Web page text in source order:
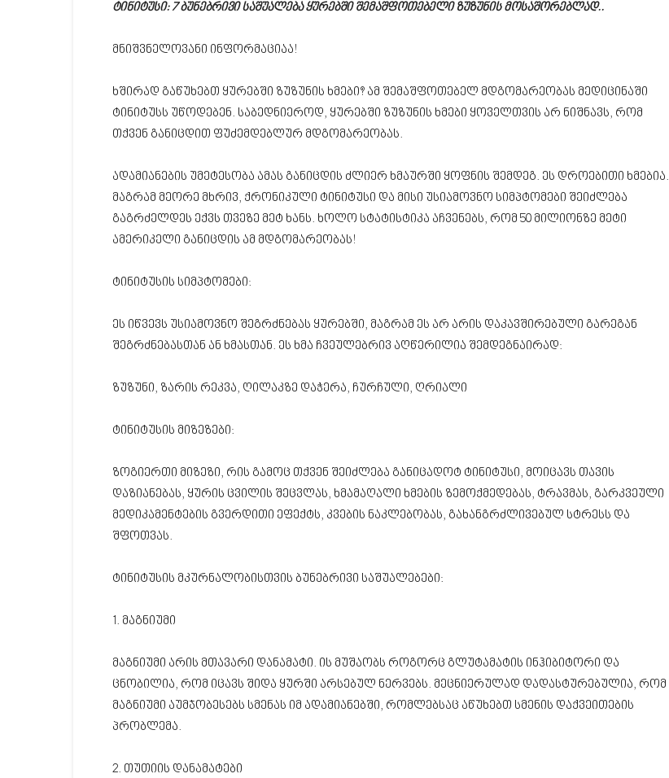
ტინიტუსი: 7 ბუნებრივი საშუალება ყურებში შემაშფოთებელი ზუზუნის მოსაშორებლად..
მნიშვნელოვანი ინფორმაციაა!
ხშირად გაწუხებთ ყურებში ზუზუნის ხმები? ამ შემაშფოთებელ მდგომარეობას მედიცინაში
ტინიტუსს უწოდებენ. საბედნიეროდ, ყურებში ზუზუნის ხმები ყოველთვის არ ნიშნავს, რომ
თქვენ განიცდით ფუძემდებლურ მდგომარეობას.
ადამიანების უმეტესობა ამას განიცდის ძლიერ ხმაურში ყოფნის შემდეგ. ეს დროებითი ხმებია.
მაგრამ მეორე მხრივ, ქრონიკული ტინიტუსი და მისი უსიამოვნო სიმპტომები შეიძლება
გაგრძელდეს ექვს თვეზე მეტ ხანს. ხოლო სტატისტიკა აჩვენებს, რომ 50 მილიონზე მეტი
ამერიკელი განიცდის ამ მდგომარეობას!
ტინიტუსის სიმპტომები:
ეს იწვევს უსიამოვნო შეგრძნებას ყურებში, მაგრამ ეს არ არის დაკავშირებული გარეგან
შეგრძნებასთან ან ხმასთან. ეს ხმა ჩვეულებრივ აღწერილია შემდეგნაირად:
ზუზუნი, ზარის რეკვა, ღილაკზე დაჭერა, ჩურჩული, ღრიალი
ტინიტუსის მიზეზები:
ზოგიერთი მიზეზი, რის გამოც თქვენ შეიძლება განიცადოტ ტინიტუსი, მოიცავს თავის
დაზიანებას, ყურის ცვილის შეცვლას, ხმამაღალი ხმების ზემოქმედებას, ტრავმას, გარკვეული
მედიკამენტების გვერდითი ეფექტს, კვების ნაკლებობას, გახანგრძლივებულ სტრესს და
შფოთვას.
ტინიტუსის მკურნალობისთვის ბუნებრივი საშუალებები:
1. მაგნიუმი
მაგნიუმი არის მთავარი დანამატი. ის მუშაობს როგორც გლუტამატის ინჰიბიტორი და
ცნობილია, რომ იცავს შიდა ყურში არსებულ ნერვებს. მეცნიერულად დადასტურებულია, რომ
მაგნიუმი აუმჯობესებს სმენას იმ ადამიანებში, რომლებსაც აწუხებთ სმენის დაქვეითების
პრობლემა.
2. თუთიის დანამატები